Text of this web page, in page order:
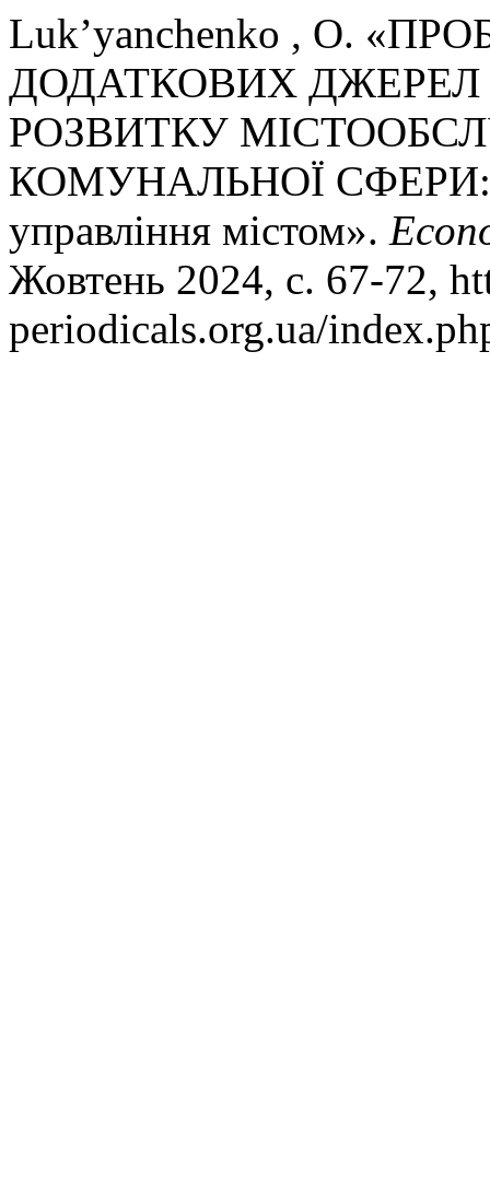
Luk’yanchenko , O.
ДОДАТКОВИХ
РОЗВИТКУ
КОМУНАЛЬНОЇ СФЕРИ:
управління містом».
Жовтень 2024, с. 67-72,
periodicals.org.ua/